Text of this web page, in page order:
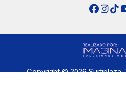
Copyright © 2026 Surtiplaza